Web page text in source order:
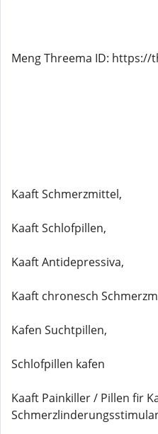
Meng Threema ID: https://
Kaaft Schmerzmittel,
Kaaft Schlofpillen,
Kaaft Antidepressiva,
Kaaft chronesch
Kafen Suchtpillen,
Schlofpillen kafen
Kaaft Painkiller / Pillen fir